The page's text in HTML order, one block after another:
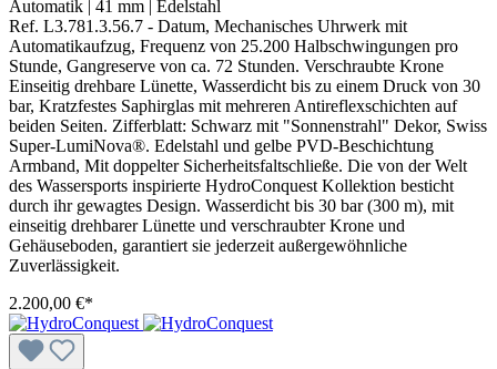
Automatik | 41 mm | Edelstahl
Ref. L3.781.3.56.7 - Datum, Mechanisches Uhrwerk mit
Automatikaufzug, Frequenz von 25.200 Halbschwingungen pro
Stunde, Gangreserve von ca. 72 Stunden. Verschraubte Krone
Einseitig drehbare Lünette, Wasserdicht bis zu einem Druck von 30
bar, Kratzfestes Saphirglas mit mehreren Antireflexschichten auf
beiden Seiten. Zifferblatt: Schwarz mit "Sonnenstrahl" Dekor, Swiss
Super-LumiNova®. Edelstahl und gelbe PVD-Beschichtung
Armband, Mit doppelter Sicherheitsfaltschließe. Die von der Welt
des Wassersports inspirierte HydroConquest Kollektion besticht
durch ihr gewagtes Design. Wasserdicht bis 30 bar (300 m), mit
einseitig drehbarer Lünette und verschraubter Krone und
Gehäuseboden, garantiert sie jederzeit außergewöhnliche
Zuverlässigkeit.
2.200,00 €*